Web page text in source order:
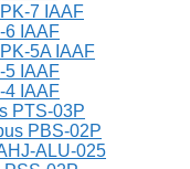
7 IAAF
6 IAAF
5A IAAF
5 IAAF
4 IAAF
PTS-03P
PBS-02P
ALU-025